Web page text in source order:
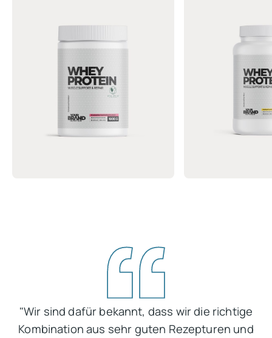
"Wir sind dafür bekannt, dass wir die richtige
Kombination aus sehr guten Rezepturen und